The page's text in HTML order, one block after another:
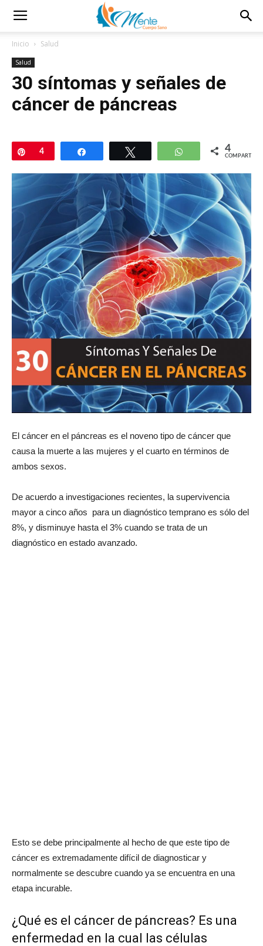
Inicio Salud
Salud
30 síntomas y señales de
cáncer de páncreas
Pin
4 Compartir WhatsApp
4
COMPARTIR
El cáncer en el páncreas es el noveno tipo de cáncer que
causa la muerte a las mujeres y el cuarto en términos de
ambos sexos.
De acuerdo a investigaciones recientes, la supervivencia
mayor a cinco años para un diagnóstico temprano es sólo del
8%, y disminuye hasta el 3% cuando se trata de un
diagnóstico en estado avanzado.
Esto se debe principalmente al hecho de que este tipo de
cáncer es extremadamente difícil de diagnosticar y
normalmente se descubre cuando ya se encuentra en una
etapa incurable.
¿Qué es el cáncer de páncreas? Es una
enfermedad en la cual las células